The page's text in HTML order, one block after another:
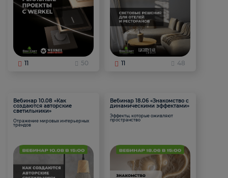
11 50 11 48
Вебинар 10.08 «Как
создаются авторские
светильники»
Отражение мировых интерьерных
трендов
Вебинар 18.06 «Знакомство с
динамическими эффектами»
Эффекты, которые оживляют
пространство